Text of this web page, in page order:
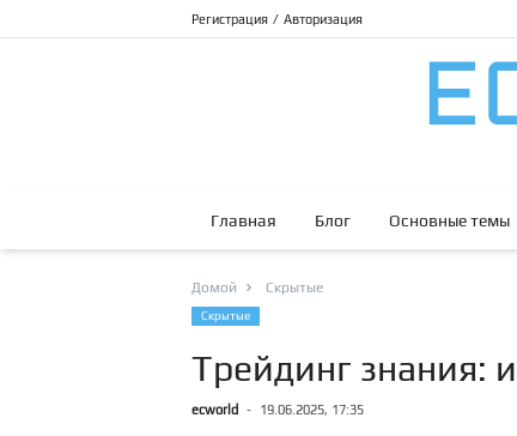
Регистрация / Авторизация
Главная Блог Основные темы
Домой Скрытые
Скрытые
Трейдинг знания:
ecworld - 19.06.2025, 17:35